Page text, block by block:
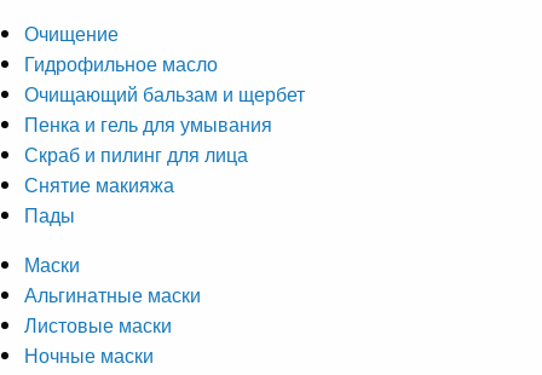
Очищение
Гидрофильное масло
Очищающий бальзам и щербет
Пенка и гель для умывания
Скраб и пилинг для лица
Снятие макияжа
Пады
Маски
Альгинатные маски
Листовые маски
Ночные маски